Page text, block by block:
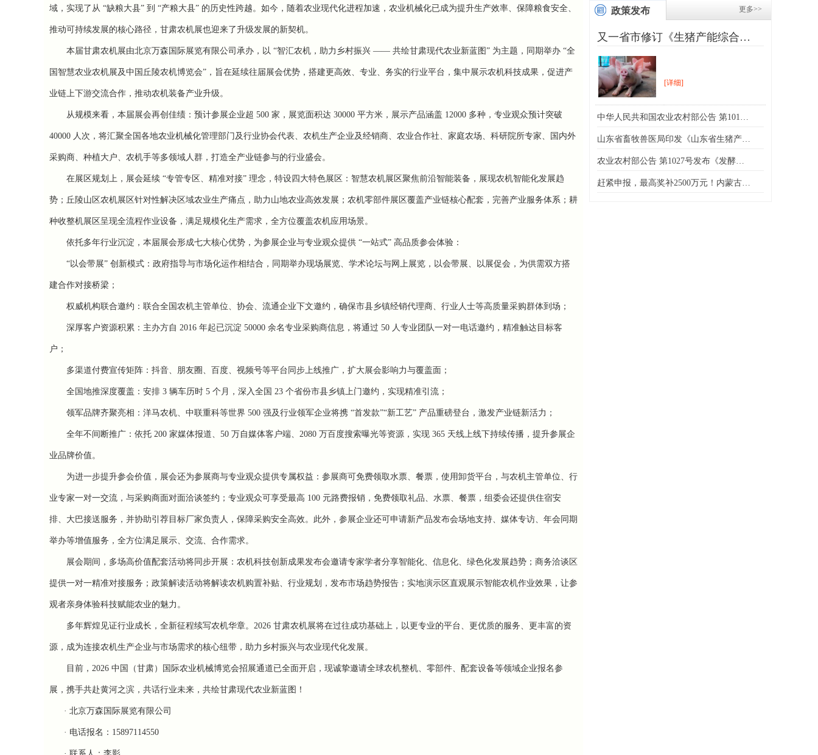
域，实现了从 “缺粮大县” 到 “产粮大县” 的历史性跨越。如今，随着农业现代化进程加速，农业机械化已成为提升生产效率、保障粮食安全、
推动可持续发展的核心路径，甘肃农机展也迎来了升级发展的新契机。
本届甘肃农机展由北京万森国际展览有限公司承办，以 “智汇农机，助力乡村振兴 —— 共绘甘肃现代农业新蓝图” 为主题，同期举办 “全
国智慧农业农机展及中国丘陵农机博览会”，旨在延续往届展会优势，搭建更高效、专业、务实的行业平台，集中展示农机科技成果，促进产
业链上下游交流合作，推动农机装备产业升级。
从规模来看，本届展会再创佳绩：预计参展企业超 500 家，展览面积达 30000 平方米，展示产品涵盖 12000 多种，专业观众预计突破
40000 人次，将汇聚全国各地农业机械化管理部门及行业协会代表、农机生产企业及经销商、农业合作社、家庭农场、科研院所专家、国内外
采购商、种植大户、农机手等多领域人群，打造全产业链参与的行业盛会。
在展区规划上，展会延续 “专管专区、精准对接” 理念，特设四大特色展区：智慧农机展区聚焦前沿智能装备，展现农机智能化发展趋
势；丘陵山区农机展区针对性解决区域农业生产痛点，助力山地农业高效发展；农机零部件展区覆盖产业链核心配套，完善产业服务体系；耕
种收整机展区呈现全流程作业设备，满足规模化生产需求，全方位覆盖农机应用场景。
依托多年行业沉淀，本届展会形成七大核心优势，为参展企业与专业观众提供 “一站式” 高品质参会体验：
“以会带展” 创新模式：政府指导与市场化运作相结合，同期举办现场展览、学术论坛与网上展览，以会带展、以展促会，为供需双方搭
建合作对接桥梁；
权威机构联合邀约：联合全国农机主管单位、协会、流通企业下文邀约，确保市县乡镇经销代理商、行业人士等高质量采购群体到场；
深厚客户资源积累：主办方自 2016 年起已沉淀 50000 余名专业采购商信息，将通过 50 人专业团队一对一电话邀约，精准触达目标客
户；
多渠道付费宣传矩阵：抖音、朋友圈、百度、视频号等平台同步上线推广，扩大展会影响力与覆盖面；
全国地推深度覆盖：安排 3 辆车历时 5 个月，深入全国 23 个省份市县乡镇上门邀约，实现精准引流；
领军品牌齐聚亮相：洋马农机、中联重科等世界 500 强及行业领军企业将携 “首发款”“新工艺” 产品重磅登台，激发产业链新活力；
全年不间断推广：依托 200 家媒体报道、 50 万自媒体客户端、 2080 万百度搜索曝光等资源，实现 365 天线上线下持续传播，提升参展企
业品牌价值。
为进一步提升参会价值，展会还为参展商与专业观众提供专属权益：参展商可免费领取水票、餐票，使用卸货平台，与农机主管单位、行
业专家一对一交流，与采购商面对面洽谈签约；专业观众可享受最高 100 元路费报销，免费领取礼品、水票、餐票，组委会还提供住宿安
排、大巴接送服务，并协助引荐目标厂家负责人，保障采购安全高效。此外，参展企业还可申请新产品发布会场地支持、媒体专访、年会同期
举办等增值服务，全方位满足展示、交流、合作需求。
展会期间，多场高价值配套活动将同步开展：农机科技创新成果发布会邀请专家学者分享智能化、信息化、绿色化发展趋势；商务洽谈区
提供一对一精准对接服务；政策解读活动将解读农机购置补贴、行业规划，发布市场趋势报告；实地演示区直观展示智能农机作业效果，让参
观者亲身体验科技赋能农业的魅力。
多年辉煌见证行业成长，全新征程续写农机华章。 2026 甘肃农机展将在过往成功基础上，以更专业的平台、更优质的服务、更丰富的资
源，成为连接农机生产企业与市场需求的核心纽带，助力乡村振兴与农业现代化发展。
目前， 2026 中国（甘肃）国际农业机械博览会招展通道已全面开启，现诚挚邀请全球农机整机、零部件、配套设备等领域企业报名参
展，携手共赴黄河之滨，共话行业未来，共绘甘肃现代农业新蓝图！
· 北京万森国际展览有限公司
· 电话报名 ： 15897114550
更多>>
政策发布
又一省市修订《生猪产能综合…
[详细]
中华人民共和国农业农村部公告 第101…
山东省畜牧兽医局印发《山东省生猪产…
农业农村部公告 第1027号发布《发酵…
赶紧申报，最高奖补2500万元！内蒙古…